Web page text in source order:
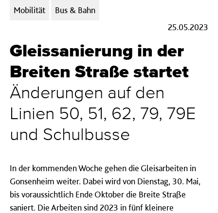
Kategorien:
Mobilität
Bus & Bahn
25.05.2023
Gleissanierung in der
Breiten Straße startet
Änderungen auf den
Linien 50, 51, 62, 79, 79E
und Schulbusse
In der kommenden Woche gehen die Gleisarbeiten in
Gonsenheim weiter. Dabei wird von Dienstag, 30. Mai,
bis voraussichtlich Ende Oktober die Breite Straße
saniert. Die Arbeiten sind 2023 in fünf kleinere